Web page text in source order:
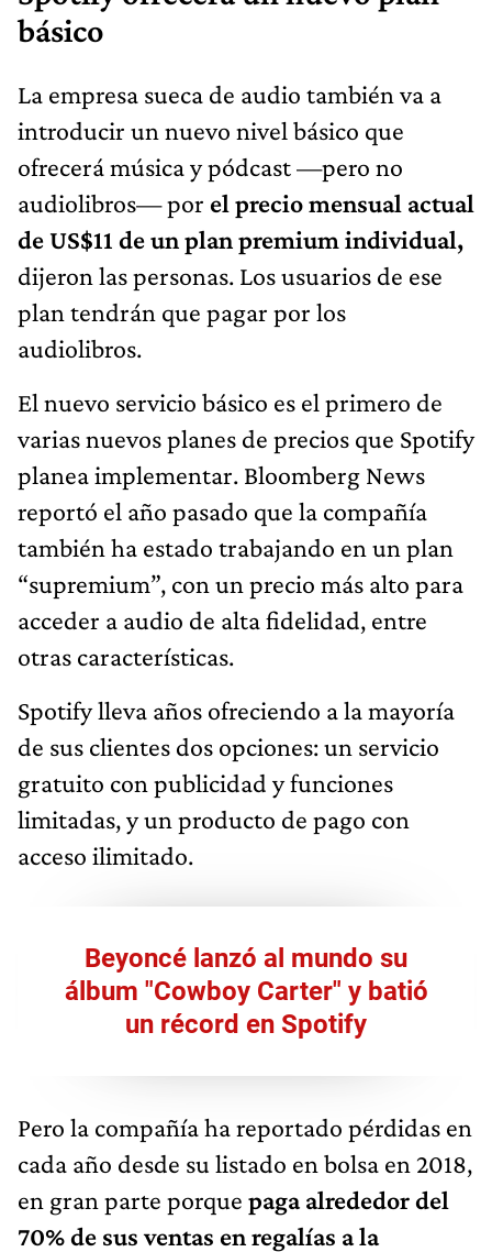
básico
La empresa sueca de audio también va a
introducir un nuevo nivel básico que
ofrecerá música y pódcast —pero no
audiolibros— por el precio mensual actual
de US$11 de un plan premium individual,
dijeron las personas. Los usuarios de ese
plan tendrán que pagar por los
audiolibros.
El nuevo servicio básico es el primero de
varias nuevos planes de precios que Spotify
planea implementar. Bloomberg News
reportó el año pasado que la compañía
también ha estado trabajando en un plan
“supremium”, con un precio más alto para
acceder a audio de alta fidelidad, entre
otras características.
Spotify lleva años ofreciendo a la mayoría
de sus clientes dos opciones: un servicio
gratuito con publicidad y funciones
limitadas, y un producto de pago con
acceso ilimitado.
Beyoncé lanzó al mundo su
álbum "Cowboy Carter" y batió
un récord en Spotify
Pero la compañía ha reportado pérdidas en
cada año desde su listado en bolsa en 2018,
en gran parte porque paga alrededor del
70% de sus ventas en regalías a la